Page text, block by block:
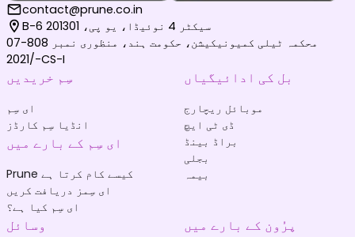
contact@prune.co.in
B-6 سیکٹر 4 نوئیڈا، یو پی، 201301
محکمہ ٹیلی کمیونیکیشن، حکومت ہند، منظوری نمبر 808-07
/2021-CS-I
سِم خریدیں
ای سِم
انڈیا سِم کارڈز
ای سِم کے بارے میں
Prune کیسے کام کرتا ہے
ای سِمز دریافت کریں
ای سِم کیا ہے؟
بل کی ادائیگیاں
موبائل ریچارج
ڈی ٹی ایچ
براڈ بینڈ
بجلی
بیمہ
وسائل پرُون کے بارے میں